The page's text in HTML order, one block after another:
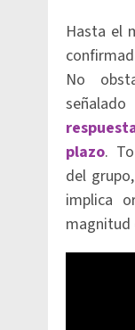
Hasta el
No
plazo.
del
implica
magnitud